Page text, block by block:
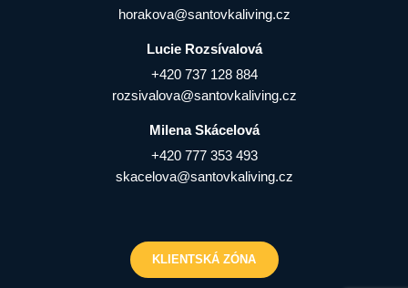
horakova@santovkaliving.cz
Lucie Rozsívalová
+420 737 128 884
rozsivalova@santovkaliving.cz
Milena Skácelová
+420 777 353 493
skacelova@santovkaliving.cz
KLIENTSKÁ ZÓNA